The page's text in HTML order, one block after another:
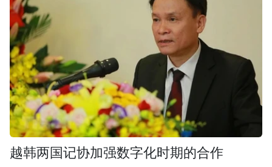
越韩两国记协加强数字化时期的合作